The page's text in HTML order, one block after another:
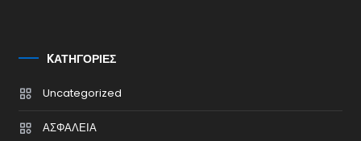
KΑΤΗΓΟΡΊΕΣ
Uncategorized
ΑΣΦΑΛΕΙΑ